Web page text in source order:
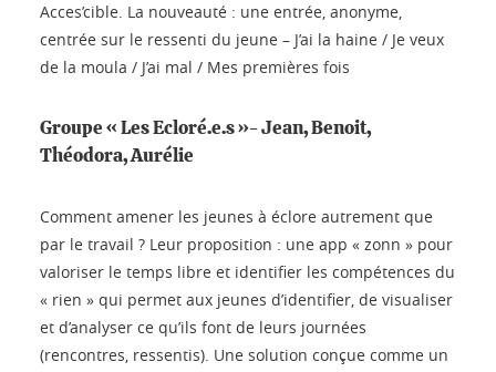
Acces’cible. La nouveauté : une entrée, anonyme,
centrée sur le ressenti du jeune – J’ai la haine / Je veux
de la moula / J’ai mal / Mes premières fois
Groupe « Les Ecloré.e.s »- Jean, Benoit,
Théodora, Aurélie
Comment amener les jeunes à éclore autrement que
par le travail ? Leur proposition : une app « zonn » pour
valoriser le temps libre et identifier les compétences du
« rien » qui permet aux jeunes d’identifier, de visualiser
et d’analyser ce qu’ils font de leurs journées
(rencontres, ressentis). Une solution conçue comme un